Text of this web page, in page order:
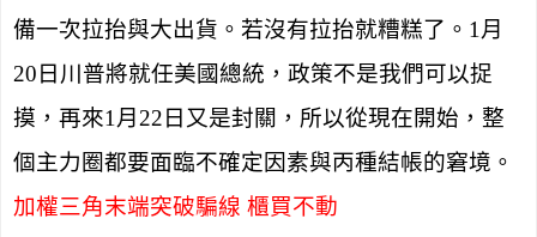
備一次拉抬與大出貨。若沒有拉抬就糟糕了。 1 月
20 日川普將就任美國總統，政策不是我們可以捉
摸，再來1 月 22 日又是封關，所以從現在開始，整
個主力圈都要面臨不確定因素與丙種結帳的窘境。
加權三角末端突破騙線 櫃買不動